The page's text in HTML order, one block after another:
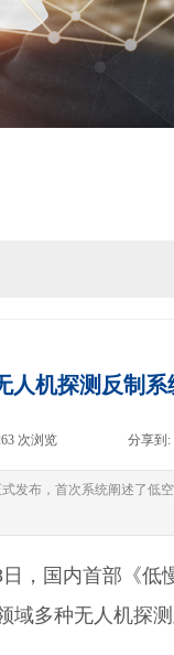
人机探测反制
次浏览 分享到:
发布，首次系统阐述了低
，国内首部《低
多种无人机探